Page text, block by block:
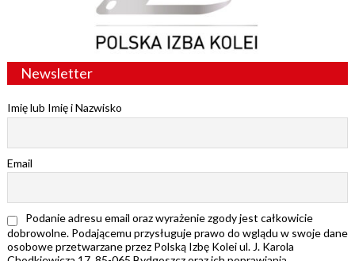
Newsletter
Imię lub Imię i Nazwisko
Email
Podanie adresu email oraz wyrażenie zgody jest całkowicie
dobrowolne. Podającemu przysługuje prawo do wglądu w swoje dane
osobowe przetwarzane przez Polską Izbę Kolei ul. J. Karola